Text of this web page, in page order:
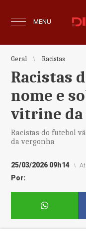
MENU
Geral Racistas
Racistas
nome e
vitrine da
Racistas do futebol
da vergonha
25/03/2026 09h14
Por: